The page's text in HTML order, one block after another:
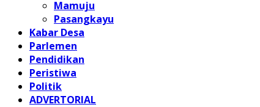
Mamuju
Pasangkayu
Kabar Desa
Parlemen
Pendidikan
Peristiwa
Politik
ADVERTORIAL